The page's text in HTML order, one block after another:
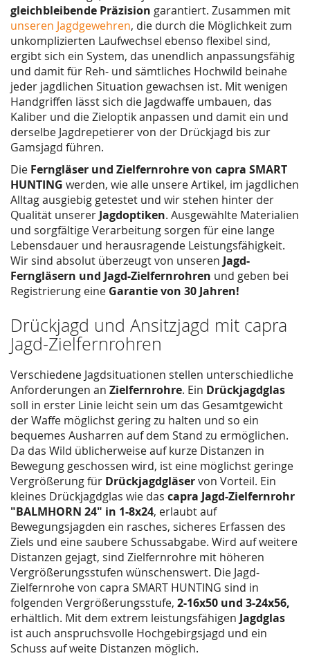
gleichbleibende Präzision garantiert. Zusammen mit
unseren Jagdgewehren, die durch die Möglichkeit zum
unkomplizierten Laufwechsel ebenso flexibel sind,
ergibt sich ein System, das unendlich anpassungsfähig
und damit für Reh- und sämtliches Hochwild beinahe
jeder jagdlichen Situation gewachsen ist. Mit wenigen
Handgriffen lässt sich die Jagdwaffe umbauen, das
Kaliber und die Zieloptik anpassen und damit ein und
derselbe Jagdrepetierer von der Drückjagd bis zur
Gamsjagd führen.
Die Ferngläser und Zielfernrohre von capra SMART
HUNTING werden, wie alle unsere Artikel, im jagdlichen
Alltag ausgiebig getestet und wir stehen hinter der
Qualität unserer Jagdoptiken. Ausgewählte Materialien
und sorgfältige Verarbeitung sorgen für eine lange
Lebensdauer und herausragende Leistungsfähigkeit.
Wir sind absolut überzeugt von unseren Jagd-
Ferngläsern und Jagd-Zielfernrohren und geben bei
Registrierung eine Garantie von 30 Jahren!
Drückjagd und Ansitzjagd mit capra
Jagd-Zielfernrohren
Verschiedene Jagdsituationen stellen unterschiedliche
Anforderungen an Zielfernrohre. Ein Drückjagdglas
soll in erster Linie leicht sein um das Gesamtgewicht
der Waffe möglichst gering zu halten und so ein
bequemes Ausharren auf dem Stand zu ermöglichen.
Da das Wild üblicherweise auf kurze Distanzen in
Bewegung geschossen wird, ist eine möglichst geringe
Vergrößerung für Drückjagdgläservon Vorteil. Ein
kleines Drückjagdglas wie das capra Jagd-Zielfernrohr
"BALMHORN 24" in 1-8x24, erlaubt auf
Bewegungsjagden ein rasches, sicheres Erfassen des
Ziels und eine saubere Schussabgabe. Wird auf weitere
Distanzen gejagt, sind Zielfernrohre mit höheren
Vergrößerungsstufen wünschenswert. Die Jagd-
Zielfernrohe von capra SMART HUNTING sind in
folgenden Vergrößerungsstufe, 2-16x50 und 3-24x56,
erhältlich. Mit dem extrem leistungsfähigen Jagdglas
ist auch anspruchsvolle Hochgebirgsjagd und ein
Schuss auf weite Distanzen möglich.